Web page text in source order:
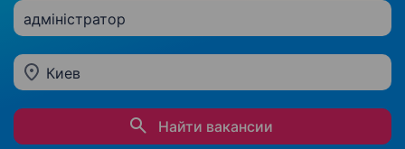
адміністратор
Киев
Найти вакансии